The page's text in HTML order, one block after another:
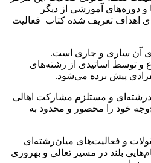
و دوره‌های آموزشی از دیگر
اهداف تعریف شده کتاب فعالیت
آن ساری و جاری است.
توسط اساتیدی از رشته‌های
پیش برده می‌شود.
و مستلزم مشارکت اهالی
خود را محصور و محدود به
و فعالیت‌های میان‌رشته‌ای
بلند در مسیر تعالی و بهروزی